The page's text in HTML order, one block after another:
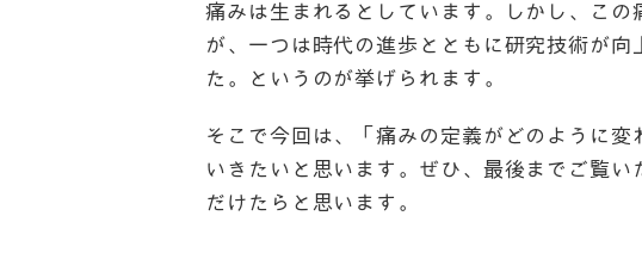
痛みは生まれるとしています。しかし、こ
が、一つは時代の進歩とともに研究技術が
た。というのが挙げられます。
そこで今回は、「痛みの定義がどのように
いきたいと思います。ぜひ、最後までご覧
だけたらと思います。